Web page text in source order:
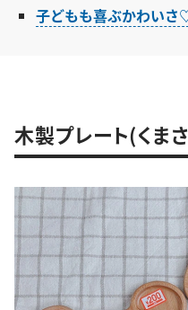
子どもも喜ぶかわいさ
木製プレート(くま